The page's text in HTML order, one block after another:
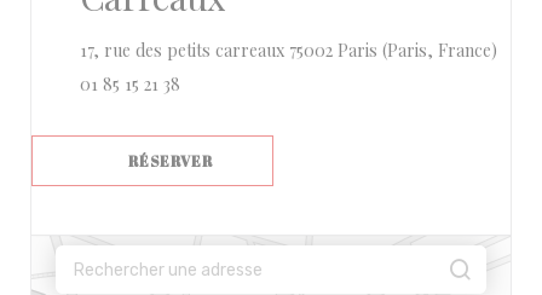
17, rue des petits carreaux 75002 Paris (Paris, France)
01 85 15 21 38
RÉSERVER